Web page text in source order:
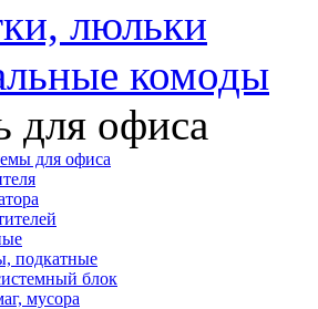
люльки
комоды
для офиса
для офиса
подкатные
блок
мусора